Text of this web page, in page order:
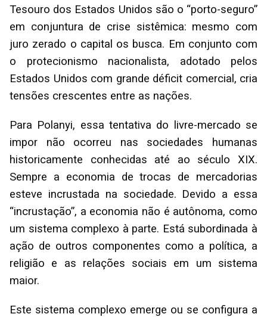
Tesouro dos Estados Unidos são o “porto-seguro”
em conjuntura de crise sistêmica: mesmo com
juro zerado o capital os busca. Em conjunto com
o protecionismo nacionalista, adotado pelos
Estados Unidos com grande déficit comercial, cria
tensões crescentes entre as nações.
Para Polanyi, essa tentativa do livre-mercado se
impor não ocorreu nas sociedades humanas
historicamente conhecidas até ao século XIX.
Sempre a economia de trocas de mercadorias
esteve incrustada na sociedade. Devido a essa
“incrustação”, a economia não é autônoma, como
um sistema complexo à parte. Está subordinada à
ação de outros componentes como a política, a
religião e as relações sociais em um sistema
maior.
Este sistema complexo emerge ou se configura a